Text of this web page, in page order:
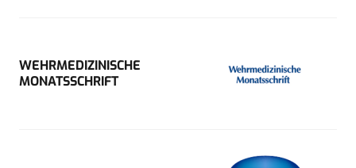
WEHRMEDIZINISCHE
MONATSSCHRIFT